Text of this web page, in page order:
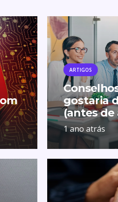
ARTIGOS
gostaria
(antes de
1 ano atrás